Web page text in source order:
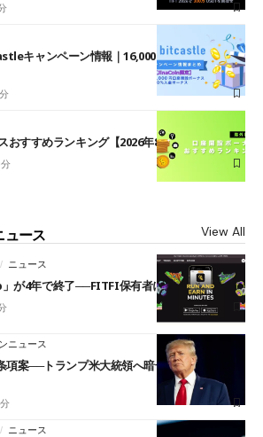
キャンペーン情報｜16,000円口座開設ボーナ
おすすめランキング【2026年8月最新】
ュース View All
ニュース
が4年で終了──FITFI保有者に対応呼びかけ
ニュース
案──トランプ米大統領へ暗号資産事業の売却
ニュース